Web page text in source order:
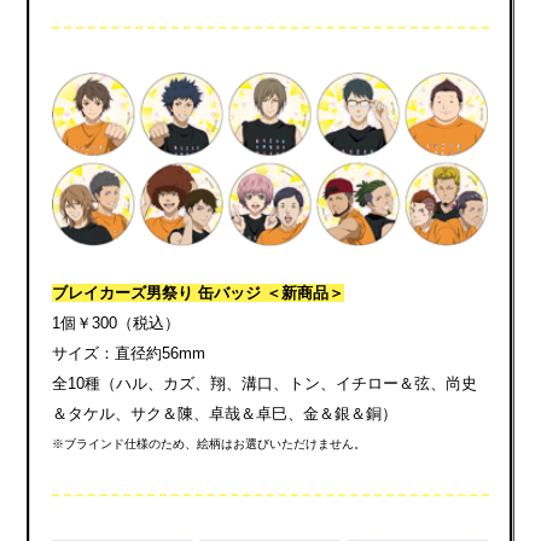
ブレイカーズ男祭り 缶バッジ ＜新商品＞
1個￥300（税込）
サイズ：直径約56mm
全10種（ハル、カズ、翔、溝口、トン、イチロー＆弦、尚史
＆タケル、サク＆陳、卓哉＆卓巳、金＆銀＆銅）
※ブラインド仕様のため、絵柄はお選びいただけません。